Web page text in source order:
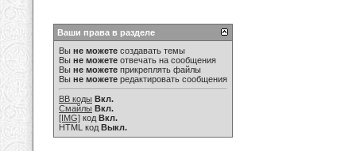
Ваши права в разделе
Вы не можете создавать темы
Вы не можете отвечать на сообщения
Вы не можете прикреплять файлы
Вы не можете редактировать сообщения
BB коды Вкл.
Смайлы Вкл.
[IMG] код Вкл.
HTML код Выкл.